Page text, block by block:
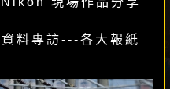
料專訪---各大報紙